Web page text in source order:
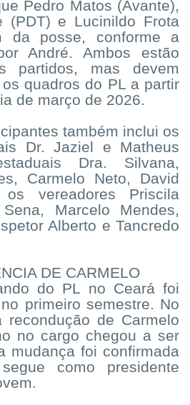
Pedro Matos (Avante),
(PDT) e Lucinildo Frota
da posse, conforme a
André. Ambos estão
partidos, mas devem
quadros do PL a partir
de março de 2026.
também inclui os
Dr. Jaziel e Matheus
Dra. Silvana,
Carmelo Neto, David
vereadores Priscila
Marcelo Mendes,
Alberto e Tancredo
DE CARMELO
do PL no Ceará foi
primeiro semestre. No
de Carmelo
no cargo chegou a ser
mudança foi confirmada
como presidente